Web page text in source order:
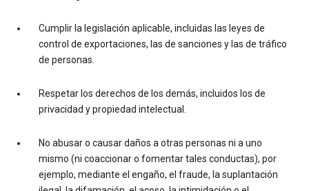
Cumplir la legislación aplicable, incluidas las leyes de
control de exportaciones, las de sanciones y las de tráfico
de personas.
Respetar los derechos de los demás, incluidos los de
privacidad y propiedad intelectual.
No abusar o causar daños a otras personas ni a uno
mismo (ni coaccionar o fomentar tales conductas), por
ejemplo, mediante el engaño, el fraude, la suplantación